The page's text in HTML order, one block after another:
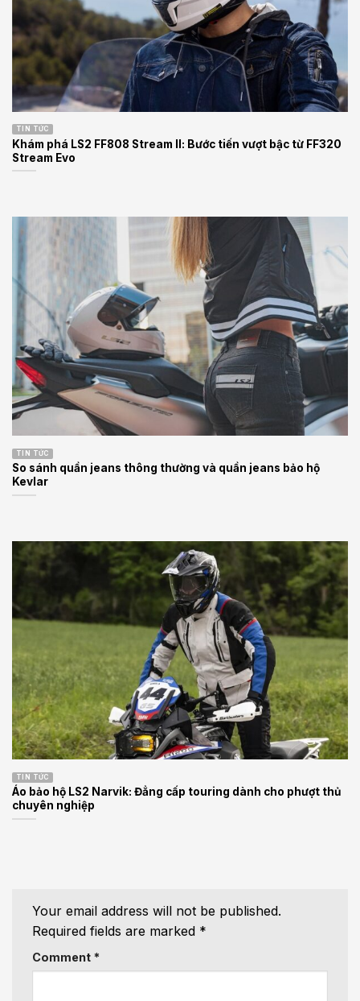
TIN TỨC
Khám phá LS2 FF808 Stream II: Bước tiến vượt bậc từ FF320
Stream Evo
TIN TỨC
So sánh quần jeans thông thường và quần jeans bảo hộ
Kevlar
TIN TỨC
Áo bảo hộ LS2 Narvik: Đẳng cấp touring dành cho phượt thủ
chuyên nghiệp
Your email address will not be published.
Required fields are marked *
Comment *